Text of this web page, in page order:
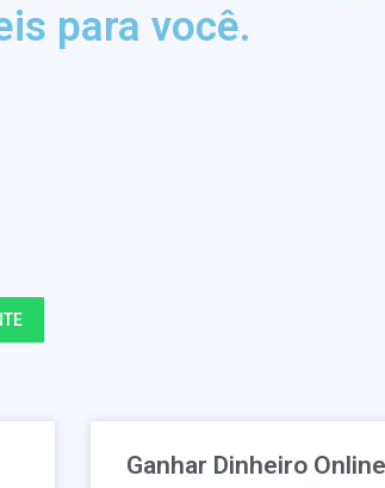
para você.
Ganhar Dinheiro